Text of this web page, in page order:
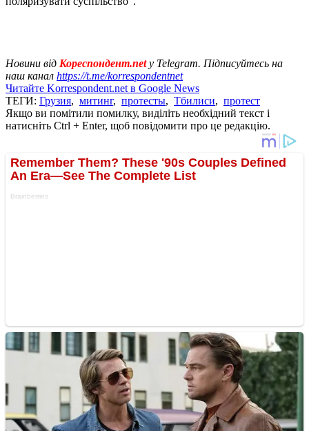
Новини від Кореспондент.netу Telegram. Підписуйтесь на
наш канал https://t.me/korrespondentnet
Читайте Korrespondent.net в Google News
ТЕГИ: Грузия, митинг, протесты, Тбилиси, протест
Якщо ви помітили помилку, виділіть необхідний текст і
натисніть Ctrl + Enter, щоб повідомити про це редакцію.